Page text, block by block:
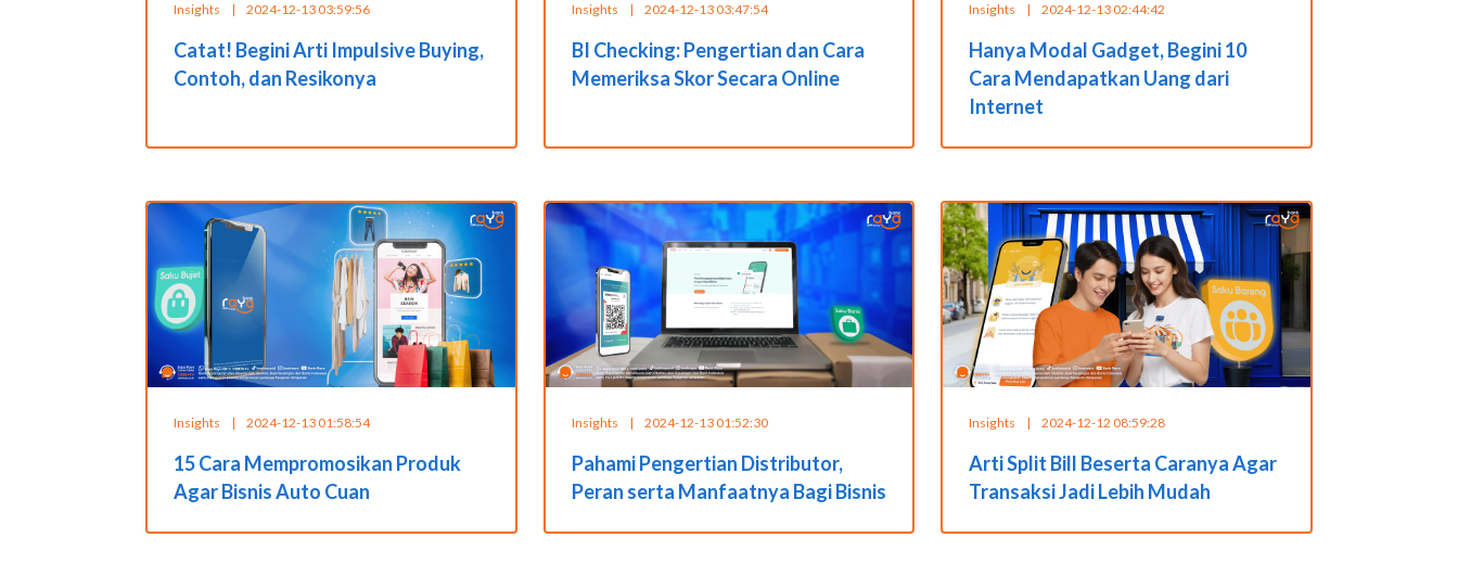
Insights | 2024-12-13 03:59:56
Catat! Begini Arti Impulsive Buying,
Contoh, dan Resikonya
Insights | 2024-12-13 03:47:54
BI Checking: Pengertian dan Cara
Memeriksa Skor Secara Online
Insights | 2024-12-13 02:44:42
Hanya Modal Gadget, Begini 10
Cara Mendapatkan Uang dari
Internet
Insights | 2024-12-13 01:58:54
15 Cara Mempromosikan Produk
Agar Bisnis Auto Cuan
Insights | 2024-12-13 01:52:30
Pahami Pengertian Distributor,
Peran serta Manfaatnya Bagi Bisnis
Insights | 2024-12-12 08:59:28
Arti Split Bill Beserta Caranya Agar
Transaksi Jadi Lebih Mudah